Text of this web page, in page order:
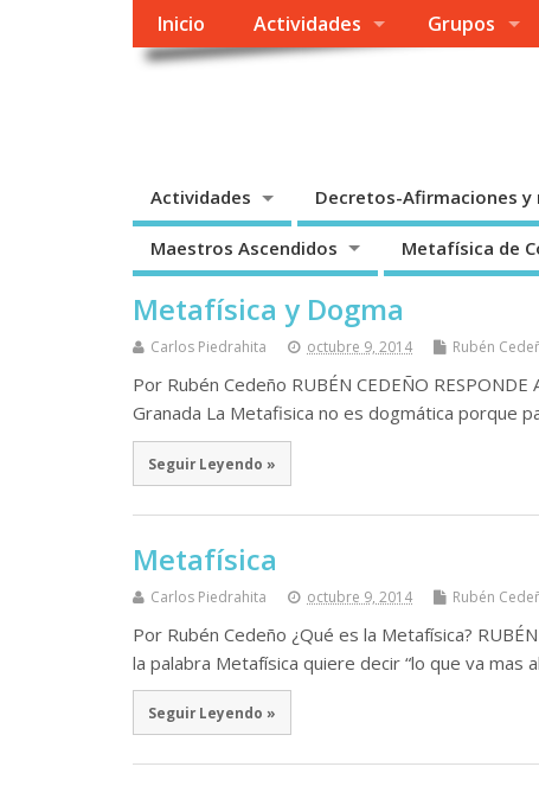
Inicio Actividades Grupos
Actividades Decretos-Afirmaciones y
Maestros Ascendidos Metafísica de
Metafísica y Dogma
Carlos Piedrahita octubre 9, 2014 Rubén
Por Rubén Cedeño RUBÉN CEDEÑO
Granada La Metafisica no es dogmática porque
Seguir Leyendo »
Metafísica
Carlos Piedrahita octubre 9, 2014 Rubén
Por Rubén Cedeño ¿Qué es la Metafísica?
la palabra Metafísica quiere decir “lo que va mas
Seguir Leyendo »